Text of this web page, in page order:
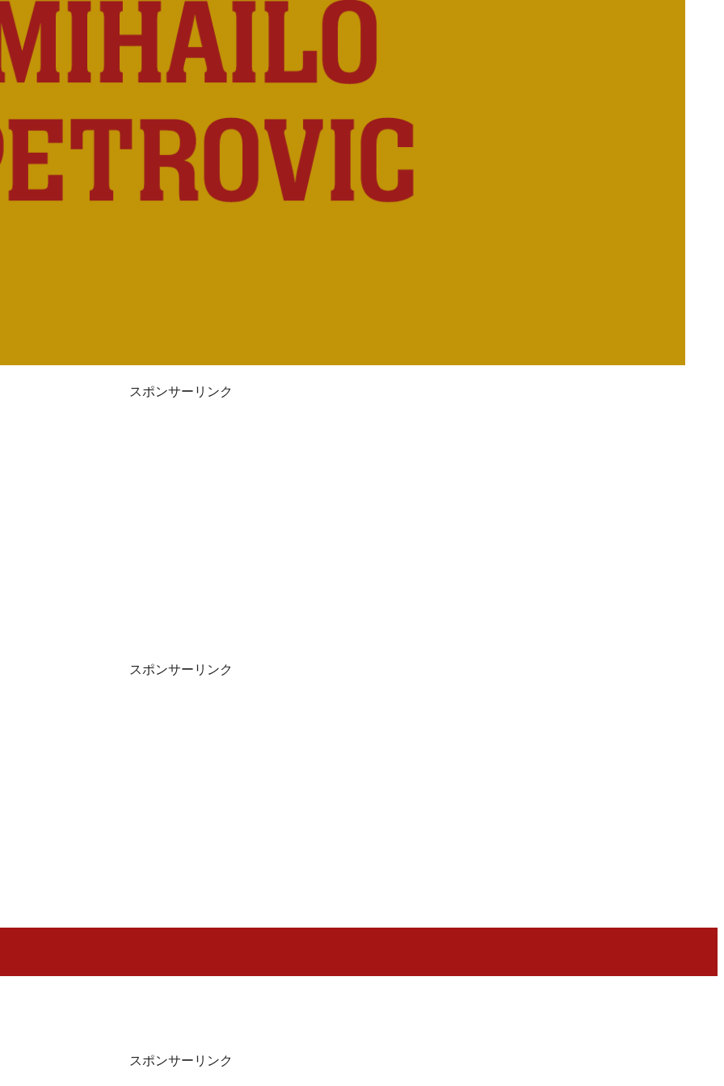
スポンサーリンク
スポンサーリンク
スポンサーリンク